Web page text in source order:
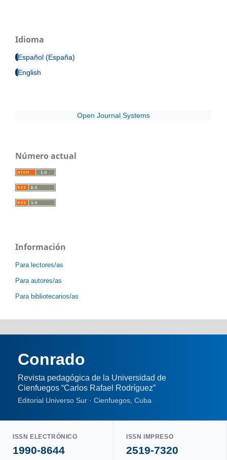
Idioma
Español (España)
English
Open Journal Systems
Número actual
Información
Para lectores/as
Para autores/as
Para bibliotecarios/as
Conrado
Revista pedagógica de la Universidad de
Cienfuegos “Carlos Rafael Rodríguez”
Editorial Universo Sur · Cienfuegos, Cuba
ISSN ELECTRÓNICO
1990-8644
ISSN IMPRESO
2519-7320